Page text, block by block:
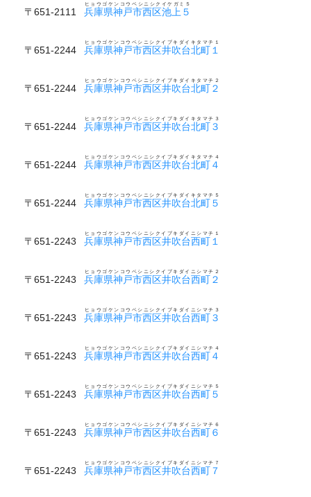
〒651-2111 兵庫県神戸市西区池上５
ヒョウゴケンコウベシニシクイケガミ５
〒651-2244 兵庫県神戸市西区井吹台北町１
ヒョウゴケンコウベシニシクイブキダイキタマチ１
〒651-2244 兵庫県神戸市西区井吹台北町２
ヒョウゴケンコウベシニシクイブキダイキタマチ２
〒651-2244 兵庫県神戸市西区井吹台北町３
ヒョウゴケンコウベシニシクイブキダイキタマチ３
〒651-2244 兵庫県神戸市西区井吹台北町４
ヒョウゴケンコウベシニシクイブキダイキタマチ４
〒651-2244 兵庫県神戸市西区井吹台北町５
ヒョウゴケンコウベシニシクイブキダイキタマチ５
〒651-2243 兵庫県神戸市西区井吹台西町１
ヒョウゴケンコウベシニシクイブキダイニシマチ１
〒651-2243 兵庫県神戸市西区井吹台西町２
ヒョウゴケンコウベシニシクイブキダイニシマチ２
〒651-2243 兵庫県神戸市西区井吹台西町３
ヒョウゴケンコウベシニシクイブキダイニシマチ３
〒651-2243 兵庫県神戸市西区井吹台西町４
ヒョウゴケンコウベシニシクイブキダイニシマチ４
〒651-2243 兵庫県神戸市西区井吹台西町５
ヒョウゴケンコウベシニシクイブキダイニシマチ５
〒651-2243 兵庫県神戸市西区井吹台西町６
ヒョウゴケンコウベシニシクイブキダイニシマチ６
〒651-2243 兵庫県神戸市西区井吹台西町７
ヒョウゴケンコウベシニシクイブキダイニシマチ７